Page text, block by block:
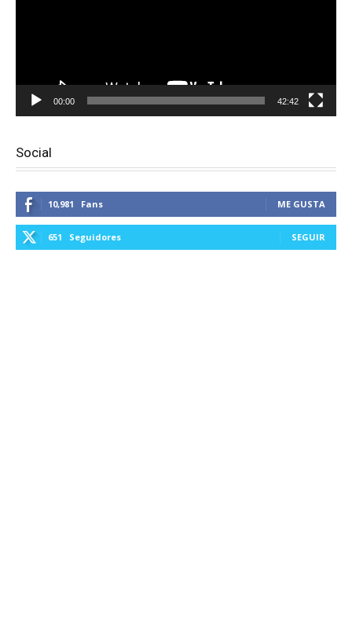
00:00 42:42
Social
10,981 Fans ME GUSTA
651 Seguidores SEGUIR